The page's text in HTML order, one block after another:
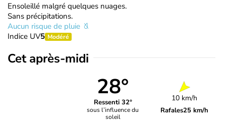
Ensoleillé malgré quelques nuages.
Sans précipitations.
Aucun risque de pluie
Indice UV5 Modéré
Cet après-midi
28°
Ressenti 32°
sous l’influence du
soleil
10 km/h
Rafales25 km/h